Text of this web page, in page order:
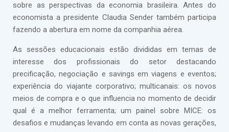
sobre as perspectivas da economia brasileira. Antes do
economista a presidente Claudia Sender também participa
fazendo a abertura em nome da companhia aérea.
As sessões educacionais estão divididas em temas de
interesse dos profissionais do setor destacando
precificação, negociação e savings em viagens e eventos;
experiência do viajante corporativo; multicanais: os novos
meios de compra e o que influencia no momento de decidir
qual é a melhor ferramenta; um painel sobre MICE: os
desafios e mudanças levando em conta as novas gerações,